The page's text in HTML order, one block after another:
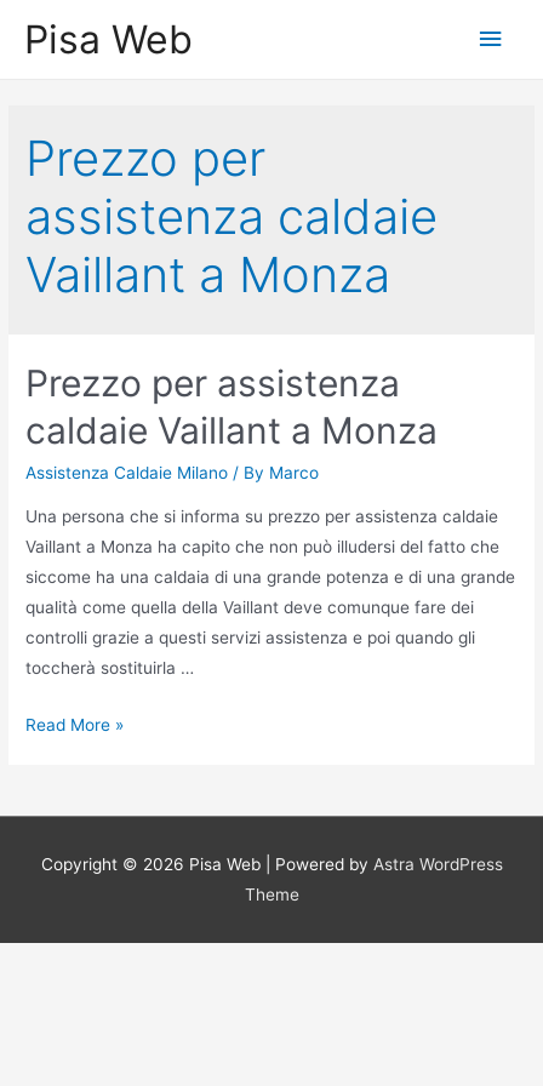
Pisa Web
Main
Prezzo per
assistenza caldaie
Vaillant a Monza
Prezzo per assistenza
caldaie Vaillant a Monza
Assistenza Caldaie Milano / By Marco
Una persona che si informa su prezzo per assistenza caldaie
Vaillant a Monza ha capito che non può illudersi del fatto che
siccome ha una caldaia di una grande potenza e di una grande
qualità come quella della Vaillant deve comunque fare dei
controlli grazie a questi servizi assistenza e poi quando gli
toccherà sostituirla …
Prezzo
caldaie
Read More »
Copyright © 2026 Pisa Web| Powered by Astra WordPress
Theme